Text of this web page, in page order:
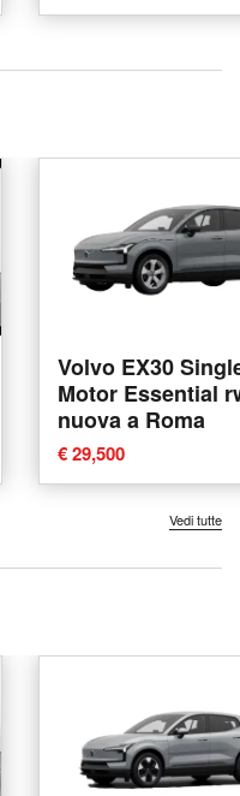
Volvo EX30
Motor Essential
nuova a Roma
€ 29,500
Vedi tutte